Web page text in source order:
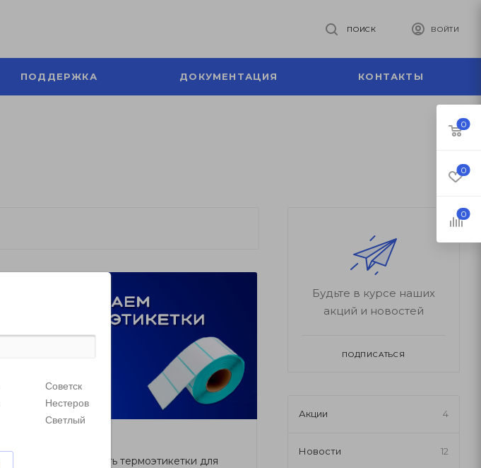
Советск
Нестеров
Светлый
ВОЙТИ
ПОИСК
ПОДДЕРЖКА ДОКУМЕНТАЦИЯ КОНТАКТЫ
Как выбрать термоэтикетки для
Будьте в курсе наших
акций и новостей
ПОДПИСАТЬСЯ
Акции 4
Новости 12
0
0
0